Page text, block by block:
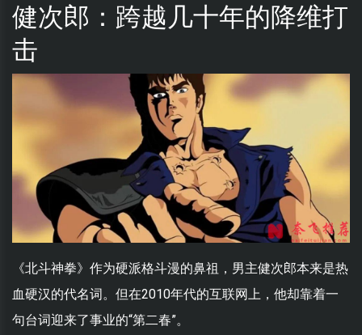
健次郎：跨越几十年的降维打
击
《北斗神拳》作为硬派格斗漫的鼻祖，男主健次郎本来是热
血硬汉的代名词。但在2010年代的互联网上，他却靠着一
句台词迎来了事业的“第二春”。